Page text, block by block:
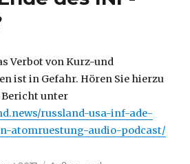
Verbot von Kurz-und
ist in Gefahr. Hören Sie hierzu
unter
russland-usa-inf-ade-
atomruestung-audio-podcast/